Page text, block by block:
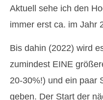
Aktuell sehe ich den
immer erst ca. im Jahr
Bis dahin (2022) wird
zumindest EINE
20-30%!) und ein paar
geben. Der Start der